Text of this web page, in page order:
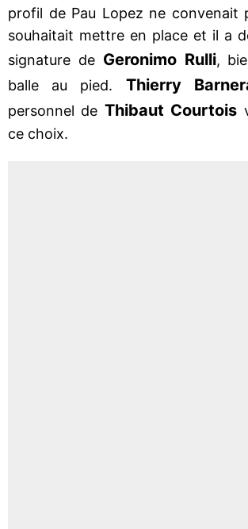
profil de Pau Lopez ne convenait
souhaitait mettre en place et il a
signature de Geronimo Rulli,
balle au pied. Thierry
personnel de Thibaut Courtois
ce choix.